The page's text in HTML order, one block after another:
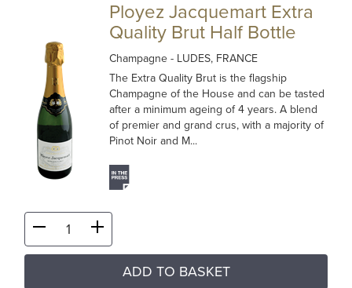
Ployez Jacquemart Extra
Quality Brut Half Bottle
Champagne- LUDES, FRANCE
The Extra Quality Brut is the flagship
Champagne of the House and can be tasted
after a minimum ageing of 4 years. A blend
of premier and grand crus, with a majority of
Pinot Noir and M...
ADD TO BASKET